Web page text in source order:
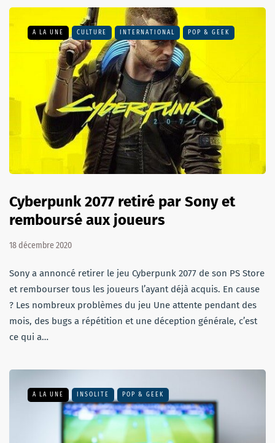
A LA UNE CULTURE INTERNATIONAL POP & GEEK
Cyberpunk 2077 retiré par Sony et
remboursé aux joueurs
18 décembre 2020
Sony a annoncé retirer le jeu Cyberpunk 2077 de son PS Store
et rembourser tous les joueurs l’ayant déjà acquis. En cause
? Les nombreux problèmes du jeu Une attente pendant des
mois, des bugs a répétition et une déception générale, c’est
ce qui a…
A LA UNE INSOLITE POP & GEEK